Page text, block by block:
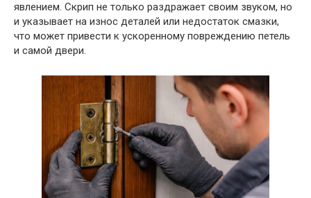
явлением. Скрип не только раздражает своим звуком, но
и указывает на износ деталей или недостаток смазки,
что может привести к ускоренному повреждению петель
и самой двери.